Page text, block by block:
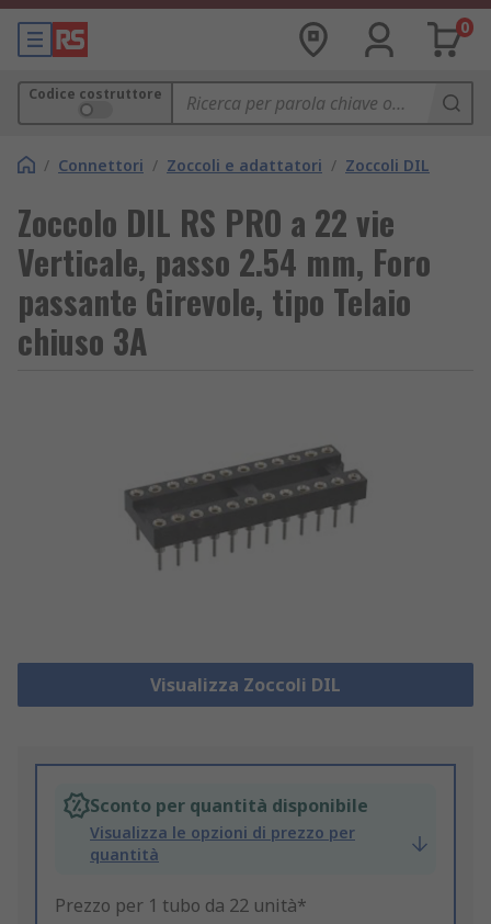
0
Codice costruttore
/ Connettori / Zoccoli e adattatori / Zoccoli DIL
Zoccolo DIL RS PRO a 22 vie
Verticale, passo 2.54 mm, Foro
passante Girevole, tipo Telaio
chiuso 3A
Visualizza Zoccoli DIL
Sconto per quantità disponibile
Visualizza le opzioni di prezzo per
quantità
Prezzo per 1 tubo da 22 unità*